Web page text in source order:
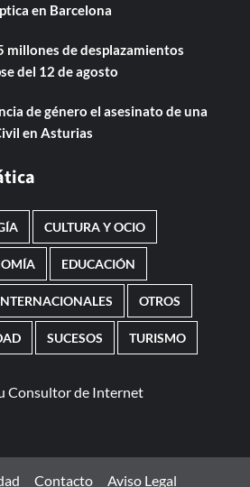
en Barcelona
millones de desplazamientos
del 12 de agosto
de género el asesinato de una
en Asturias
CULTURA Y OCIO
EDUCACIÓN
OTROS
SUCESOS TURISMO
Consultor de Internet
Contacto Aviso Legal